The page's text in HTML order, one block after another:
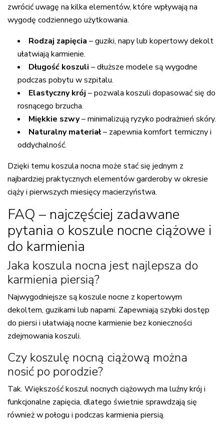
zwrócić uwagę na kilka elementów, które wpływają na
wygodę codziennego użytkowania.
Rodzaj zapięcia – guziki, napy lub kopertowy dekolt
ułatwiają karmienie.
Długość koszuli – dłuższe modele są wygodne
podczas pobytu w szpitalu.
Elastyczny krój – pozwala koszuli dopasować się do
rosnącego brzucha.
Miękkie szwy– minimalizują ryzyko podrażnień skóry.
Naturalny materiał– zapewnia komfort termiczny i
oddychalność.
Dzięki temu koszula nocna może stać się jednym z
najbardziej praktycznych elementów garderoby w okresie
ciąży i pierwszych miesięcy macierzyństwa.
FAQ – najczęściej zadawane
pytania o koszule nocne ciążowe i
do karmienia
Jaka koszula nocna jest najlepsza do
karmienia piersią?
Najwygodniejsze są koszule nocne z kopertowym
dekoltem, guzikami lub napami. Zapewniają szybki dostęp
do piersi i ułatwiają nocne karmienie bez konieczności
zdejmowania koszuli.
Czy koszulę nocną ciążową można
nosić po porodzie?
Tak. Większość koszul nocnych ciążowych ma luźny krój i
funkcjonalne zapięcia, dlatego świetnie sprawdzają się
również w połogu i podczas karmienia piersią.